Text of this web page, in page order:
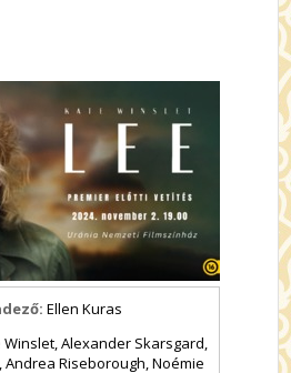
Ellen Kuras
Winslet, Alexander Skarsgard,
Riseborough, Noémie